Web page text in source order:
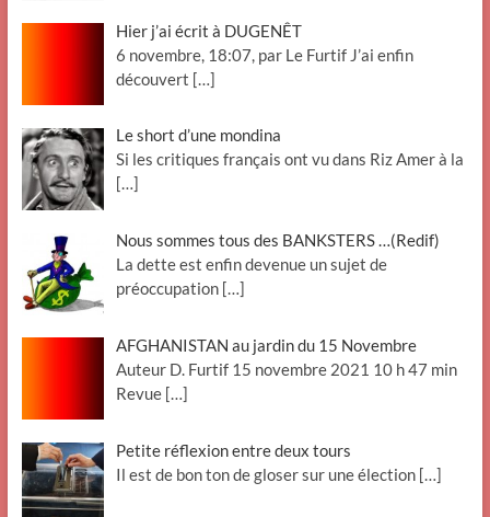
Hier j’ai écrit à DUGENÊT
6 novembre, 18:07, par Le Furtif J’ai enfin
découvert […]
Le short d’une mondina
Si les critiques français ont vu dans Riz Amer à la
[…]
Nous sommes tous des BANKSTERS …(Redif)
La dette est enfin devenue un sujet de
préoccupation […]
AFGHANISTAN au jardin du 15 Novembre
Auteur D. Furtif 15 novembre 2021 10 h 47 min
Revue […]
Petite réflexion entre deux tours
Il est de bon ton de gloser sur une élection […]